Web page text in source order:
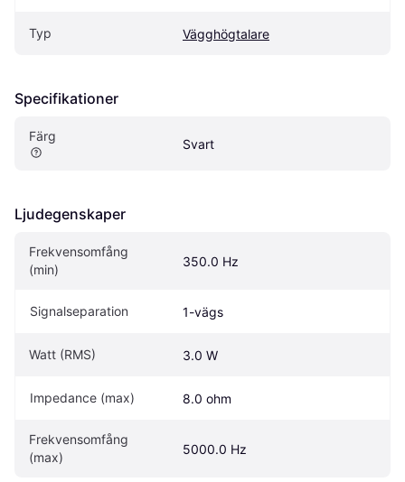
Typ Vägghögtalare
Specifikationer
Färg
Svart
Ljudegenskaper
Frekvensomfång
(min)
350.0 Hz
Signalseparation 1-vägs
Watt (RMS) 3.0 W
Impedance (max) 8.0 ohm
Frekvensomfång
(max)
5000.0 Hz